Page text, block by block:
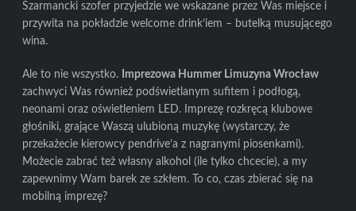
Szarmancki szofer przyjedzie we wskazane przez Was miejsce i
przywita na pokładzie welcome drink’iem – butelką musującego
wina.
Ale to nie wszystko.
Imprezowa Hummer Limuzyna Wrocław
zachwyci Was również podświetlanym sufitem i podłogą,
neonami oraz oświetleniem LED. Imprezę rozkręcą klubowe
głośniki, grające Waszą ulubioną muzykę (wystarczy, że
przekażecie kierowcy pendrive’a z nagranymi piosenkami).
Możecie zabrać też własny alkohol (ile tylko chcecie), a my
zapewnimy Wam barek ze szkłem. To co, czas zbierać się na
mobilną imprezę?